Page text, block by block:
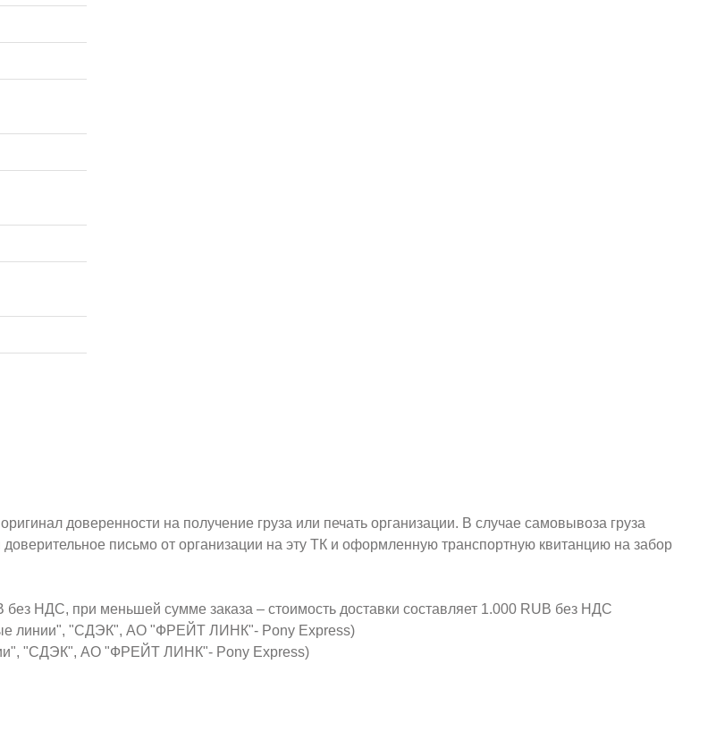
доверенности на получение груза или печать организации. В случае самовывоза груза
письмо от организации на эту ТК и оформленную транспортную квитанцию на забор
без НДС, при меньшей сумме заказа – стоимость доставки составляет 1.000 RUB без НДС
линии", "СДЭК", АО "ФРЕЙТ ЛИНК"- Pony Express)
"СДЭК", АО "ФРЕЙТ ЛИНК"- Pony Express)